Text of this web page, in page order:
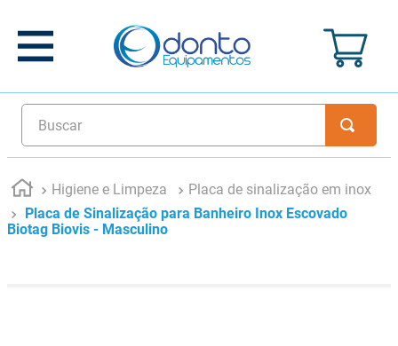
Buscar
Higiene e Limpeza
Placa de sinalização em inox
Placa de Sinalização para Banheiro Inox Escovado
Biotag Biovis - Masculino